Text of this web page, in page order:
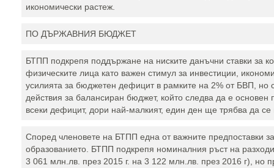
икономически растеж.
ПО ДЪРЖАВНИЯ БЮДЖЕТ
БТПП подкрепя поддържане на ниските данъчни ставки за
физическите лица като важен стимул за инвестиции,
усилията за бюджетен дефицит в рамките на 2% от БВП, но
действия за балансиран бюджет, който следва да е основен
всеки дефицит, дори най-малкият, един ден ще трябва да
Според членовете на БТПП една от важните предпоставки
образованието. БТПП подкрепя номиналния ръст на
3 061 млн.лв. през 2015 г. на 3 122 млн.лв. през 2016 г), но